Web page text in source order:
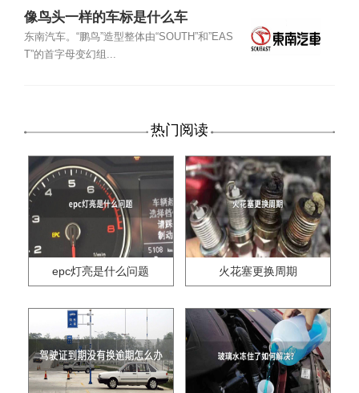
像鸟头一样的车标是什么车
东南汽车。“鹏鸟”造型整体由“SOUTH”和”EAS
T”的首字母变幻组...
热门阅读
epc灯亮是什么问题 火花塞更换周期